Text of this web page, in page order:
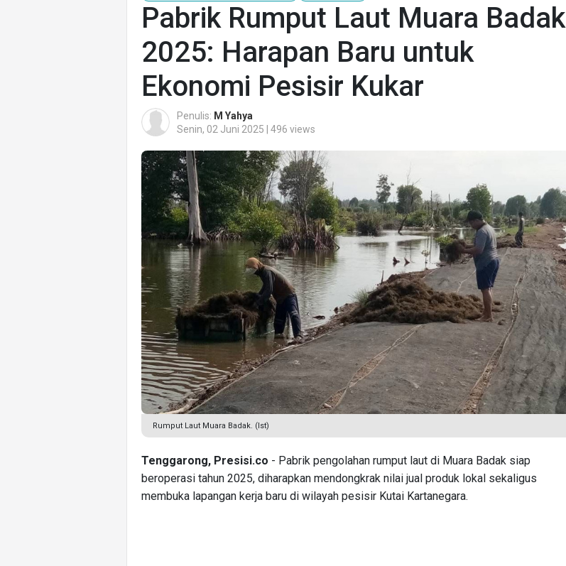
Pabrik Rumput Laut Muara Badak
2025: Harapan Baru untuk
Ekonomi Pesisir Kukar
Penulis: M Yahya
Senin, 02 Juni 2025 | 496 views
Rumput Laut Muara Badak. (Ist)
Tenggarong, Presisi.co - Pabrik pengolahan rumput laut di Muara Badak siap
beroperasi tahun 2025, diharapkan mendongkrak nilai jual produk lokal sekaligus
membuka lapangan kerja baru di wilayah pesisir Kutai Kartanegara.